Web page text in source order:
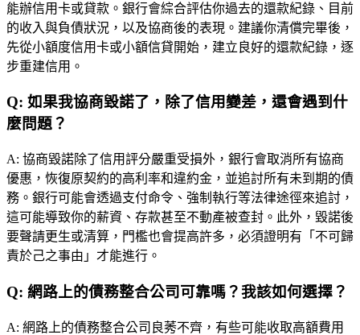
能辦信用卡或貸款。銀行會綜合評估你過去的還款紀錄、目前
的收入與負債狀況，以及協商後的表現。建議你清償完畢後，
先從小額度信用卡或小額信貸開始，建立良好的還款紀錄，逐
步重建信用。
Q: 如果我協商毀諾了，除了信用變差，還會遇到什
麼問題？
A: 協商毀諾除了信用評分嚴重受損外，銀行會取消所有協商
優惠，恢復原契約的高利率和違約金，並追討所有未到期的債
務。銀行可能會透過支付命令、強制執行等法律途徑來追討，
這可能導致你的薪資、存款甚至不動產被查封。此外，毀諾後
要聲請更生或清算，門檻也會提高許多，必須證明有「不可歸
責於己之事由」才能進行。
Q: 網路上的債務整合公司可靠嗎？我該如何選擇？
A: 網路上的債務整合公司良莠不齊，有些可能收取高額費用